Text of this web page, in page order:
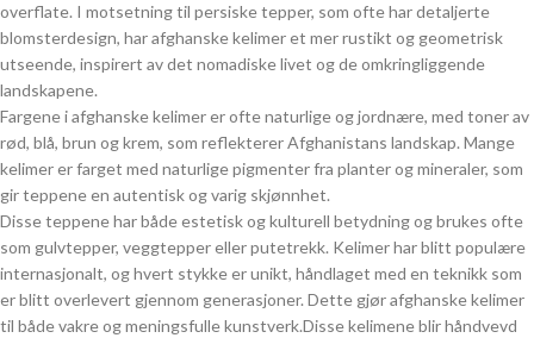
overflate. I motsetning til persiske tepper, som ofte har detaljerte
blomsterdesign, har afghanske kelimer et mer rustikt og geometrisk
utseende, inspirert av det nomadiske livet og de omkringliggende
landskapene.
Fargene i afghanske kelimer er ofte naturlige og jordnære, med toner av
rød, blå, brun og krem, som reflekterer Afghanistans landskap. Mange
kelimer er farget med naturlige pigmenter fra planter og mineraler, som
gir teppene en autentisk og varig skjønnhet.
Disse teppene har både estetisk og kulturell betydning og brukes ofte
som gulvtepper, veggtepper eller putetrekk. Kelimer har blitt populære
internasjonalt, og hvert stykke er unikt, håndlaget med en teknikk som
er blitt overlevert gjennom generasjoner. Dette gjør afghanske kelimer
til både vakre og meningsfulle kunstverk.Disse kelimene blir håndvevd